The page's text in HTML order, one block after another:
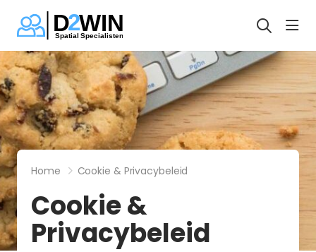
Home Cookie & Privacybeleid
Cookie &
Privacybeleid